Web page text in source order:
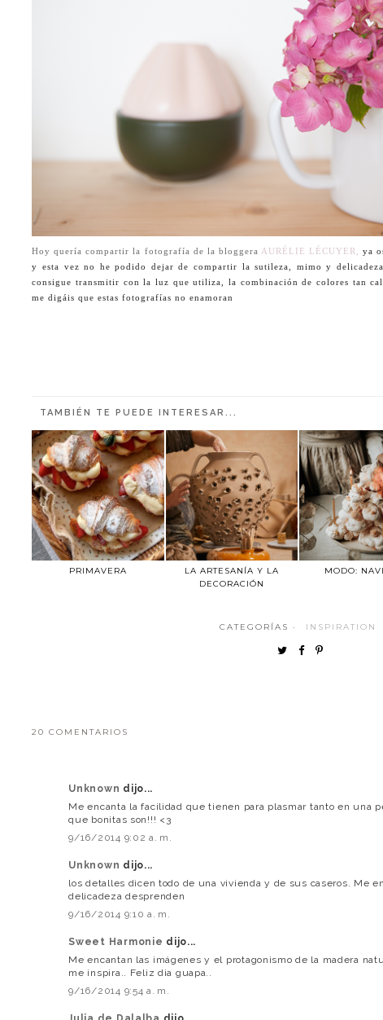
Hoy quería compartir la fotografía de la bloggera AURÉLIE LÉCUYER,
ya
y esta vez no he podido dejar de compartir la sutileza, mimo y
consigue transmitir con la luz que utiliza, la combinación de colores tan
me digáis que estas fotografías no enamoran
TAMBIÉN TE PUEDE INTERESAR...
PRIMAVERA
LA ARTESANÍA Y LA
DECORACIÓN
MODO:
CATEGORÍAS · INSPIRATION
20 COMENTARIOS
Unknown dijo...
Me encanta la facilidad que tienen para plasmar tanto en una
que bonitas son!!! <3
9/16/2014 9:02 a. m.
Unknown dijo...
los detalles dicen todo de una vivienda y de sus caseros. Me
delicadeza desprenden
9/16/2014 9:10 a. m.
Sweet Harmonie dijo...
Me encantan las imágenes y el protagonismo de la madera
me inspira.. Feliz dia guapa..
9/16/2014 9:54 a. m.